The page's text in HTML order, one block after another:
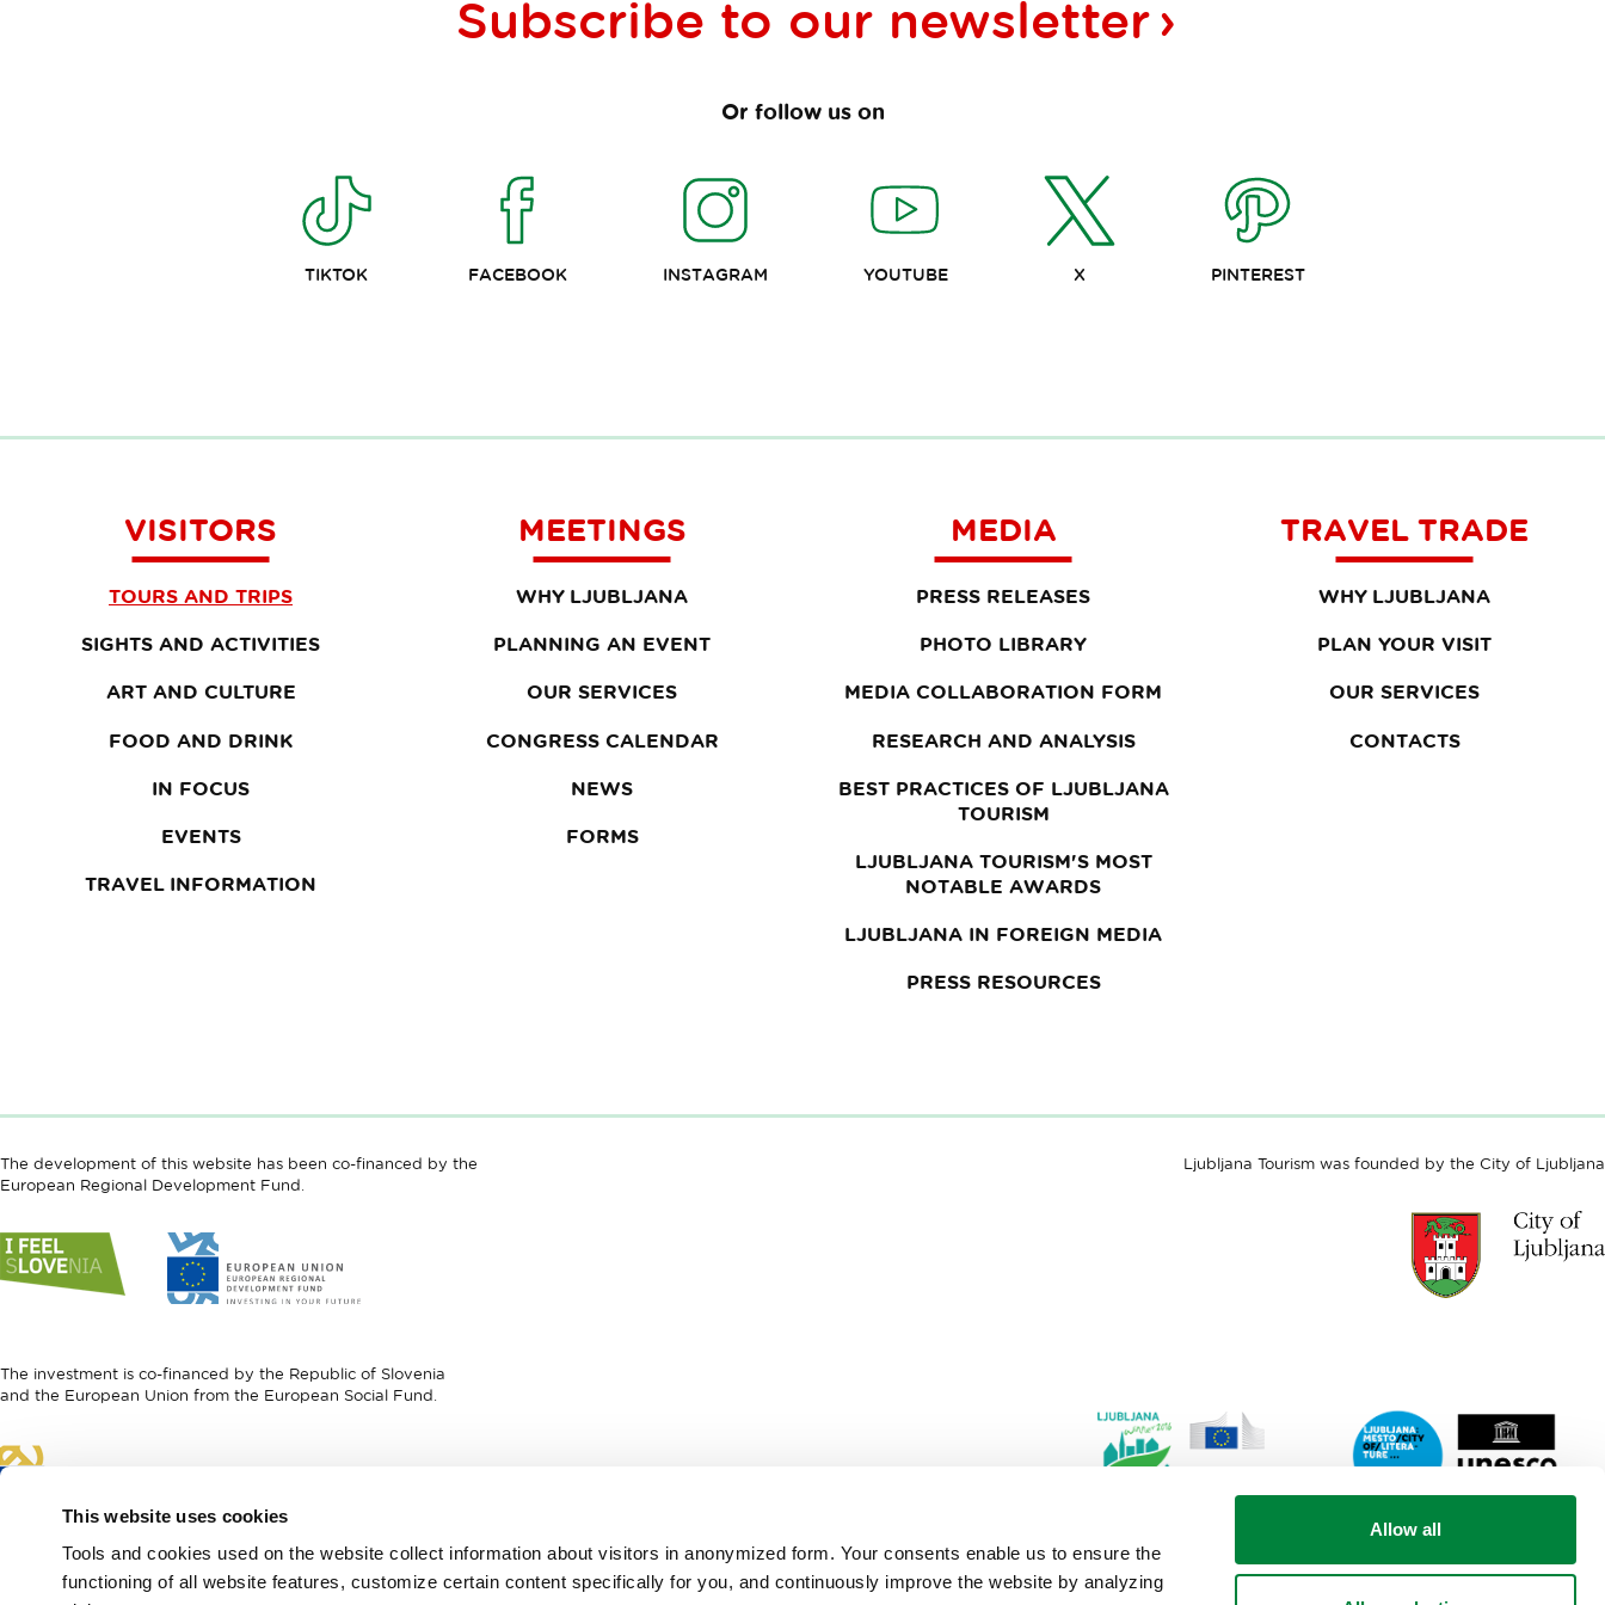
This website uses cookies
Tools and cookies used on the website collect information about visitors in anonymized form. Your consents enable us to ensure the
functioning of all website features, customize certain content specifically for you, and continuously improve the website by analyzing
Allow all
Subscribe to our newsletter
Or follow us on
TIKTOK FACEBOOK INSTAGRAM YOUTUBE X PINTEREST
VISITORS
TOURS AND TRIPS
SIGHTS AND ACTIVITIES
ART AND CULTURE
FOOD AND DRINK
IN FOCUS
EVENTS
TRAVEL INFORMATION
MEETINGS
WHY LJUBLJANA
PLANNING AN EVENT
OUR SERVICES
CONGRESS CALENDAR
NEWS
FORMS
MEDIA
PRESS RELEASES
PHOTO LIBRARY
MEDIA COLLABORATION FORM
RESEARCH AND ANALYSIS
BEST PRACTICES OF LJUBLJANA
TOURISM
LJUBLJANA TOURISM'S MOST
NOTABLE AWARDS
LJUBLJANA IN FOREIGN MEDIA
PRESS RESOURCES
TRAVEL TRADE
WHY LJUBLJANA
PLAN YOUR VISIT
OUR SERVICES
CONTACTS
The development of this website has been co-financed by the
European Regional Development Fund.
Link
to
website
Slovenia
Link
to
website
Development
Fund
The investment is co-financed by the Republic of Slovenia
and the European Union from the European Social Fund.
Link
to
European
Ljubljana Tourism was founded by the City of Ljubljana
website